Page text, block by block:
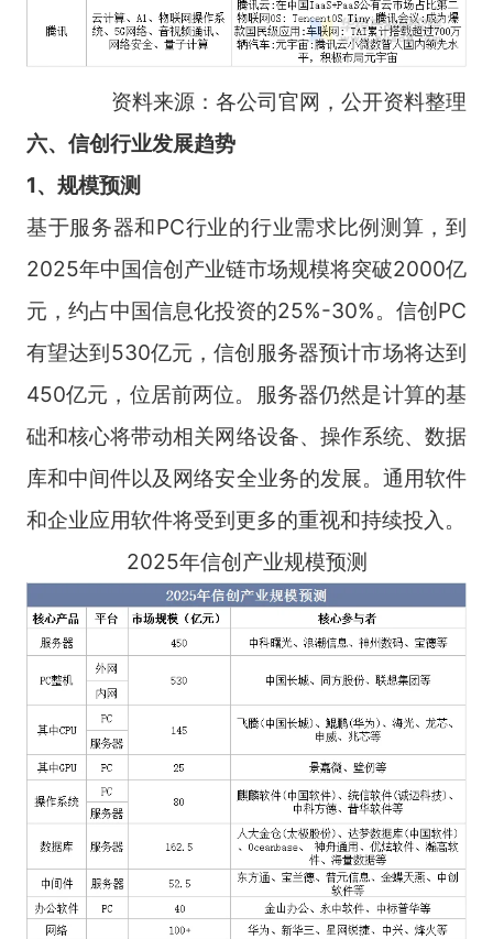
资料来源：各公司官网，公开资料整理
六、信创行业发展趋势
1、规模预测
基于服务器和PC行业的行业需求比例测算，到
2025年中国信创产业链市场规模将突破2000亿
元，约占中国信息化投资的25%-30%。信创PC
有望达到530亿元，信创服务器预计市场将达到
450亿元，位居前两位。服务器仍然是计算的基
础和核心将带动相关网络设备、操作系统、数据
库和中间件以及网络安全业务的发展。通用软件
和企业应用软件将受到更多的重视和持续投入。
2025年信创产业规模预测